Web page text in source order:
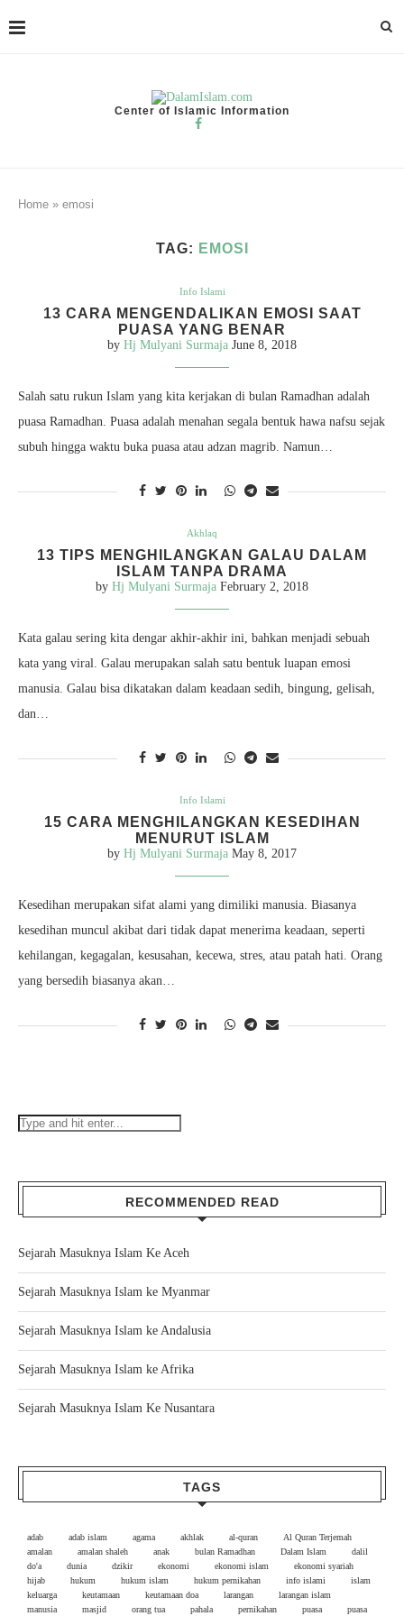
Center of Islamic Information
Home » emosi
TAG: EMOSI
Info Islami
13 CARA MENGENDALIKAN EMOSI SAAT
PUASA YANG BENAR
by Hj Mulyani Surmaja June 8, 2018
Salah satu rukun Islam yang kita kerjakan di bulan Ramadhan adalah
puasa Ramadhan. Puasa adalah menahan segala bentuk hawa nafsu sejak
subuh hingga waktu buka puasa atau adzan magrib. Namun…
Akhlaq
13 TIPS MENGHILANGKAN GALAU DALAM
ISLAM TANPA DRAMA
by Hj Mulyani Surmaja February 2, 2018
Kata galau sering kita dengar akhir-akhir ini, bahkan menjadi sebuah
kata yang viral. Galau merupakan salah satu bentuk luapan emosi
manusia. Galau bisa dikatakan dalam keadaan sedih, bingung, gelisah,
dan…
Info Islami
15 CARA MENGHILANGKAN KESEDIHAN
MENURUT ISLAM
by Hj Mulyani Surmaja May 8, 2017
Kesedihan merupakan sifat alami yang dimiliki manusia. Biasanya
kesedihan muncul akibat dari tidak dapat menerima keadaan, seperti
kehilangan, kegagalan, kesusahan, kecewa, stres, atau patah hati. Orang
yang bersedih biasanya akan…
RECOMMENDED READ
Sejarah Masuknya Islam Ke Aceh
Sejarah Masuknya Islam ke Myanmar
Sejarah Masuknya Islam ke Andalusia
Sejarah Masuknya Islam ke Afrika
Sejarah Masuknya Islam Ke Nusantara
TAGS
adab adab islam agama akhlak al-quran
Al Quran Terjemah
amalan
amalan shaleh anak bulan Ramadhan Dalam Islam
dalil
do'a
dunia dzikir ekonomi ekonomi islam
ekonomi syariah
hijab
hukum hukum islam hukum pernikahan info islami
islam
keluarga
keutamaan keutamaan doa larangan
larangan islam
manusia
masjid orang tua pahala pernikahan puasa puasa